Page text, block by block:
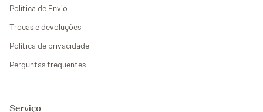
Política de Envio
Trocas e devoluções
Política de privacidade
Perguntas frequentes
Serviço